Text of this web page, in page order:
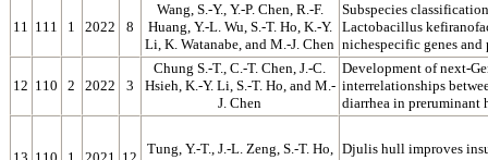
11 111 1 2022 8
Wang, S.-Y., Y.-P. Chen, R.-F.
Huang, Y.-L. Wu, S.-T. Ho, K.-Y.
Li, K. Watanabe, and M.-J. Chen
Subspecies
Lactobacillus
nichespecific genes and
12 110 2 2022 3
Chung S.-T., C.-T. Chen, J.-C.
Hsieh, K.-Y. Li, S.-T. Ho, and M.-
J. Chen
Development of next-
interrelationships
diarrhea in preruminant
Tung, Y.-T., J.-L. Zeng, S.-T. Ho, Djulis hull improves